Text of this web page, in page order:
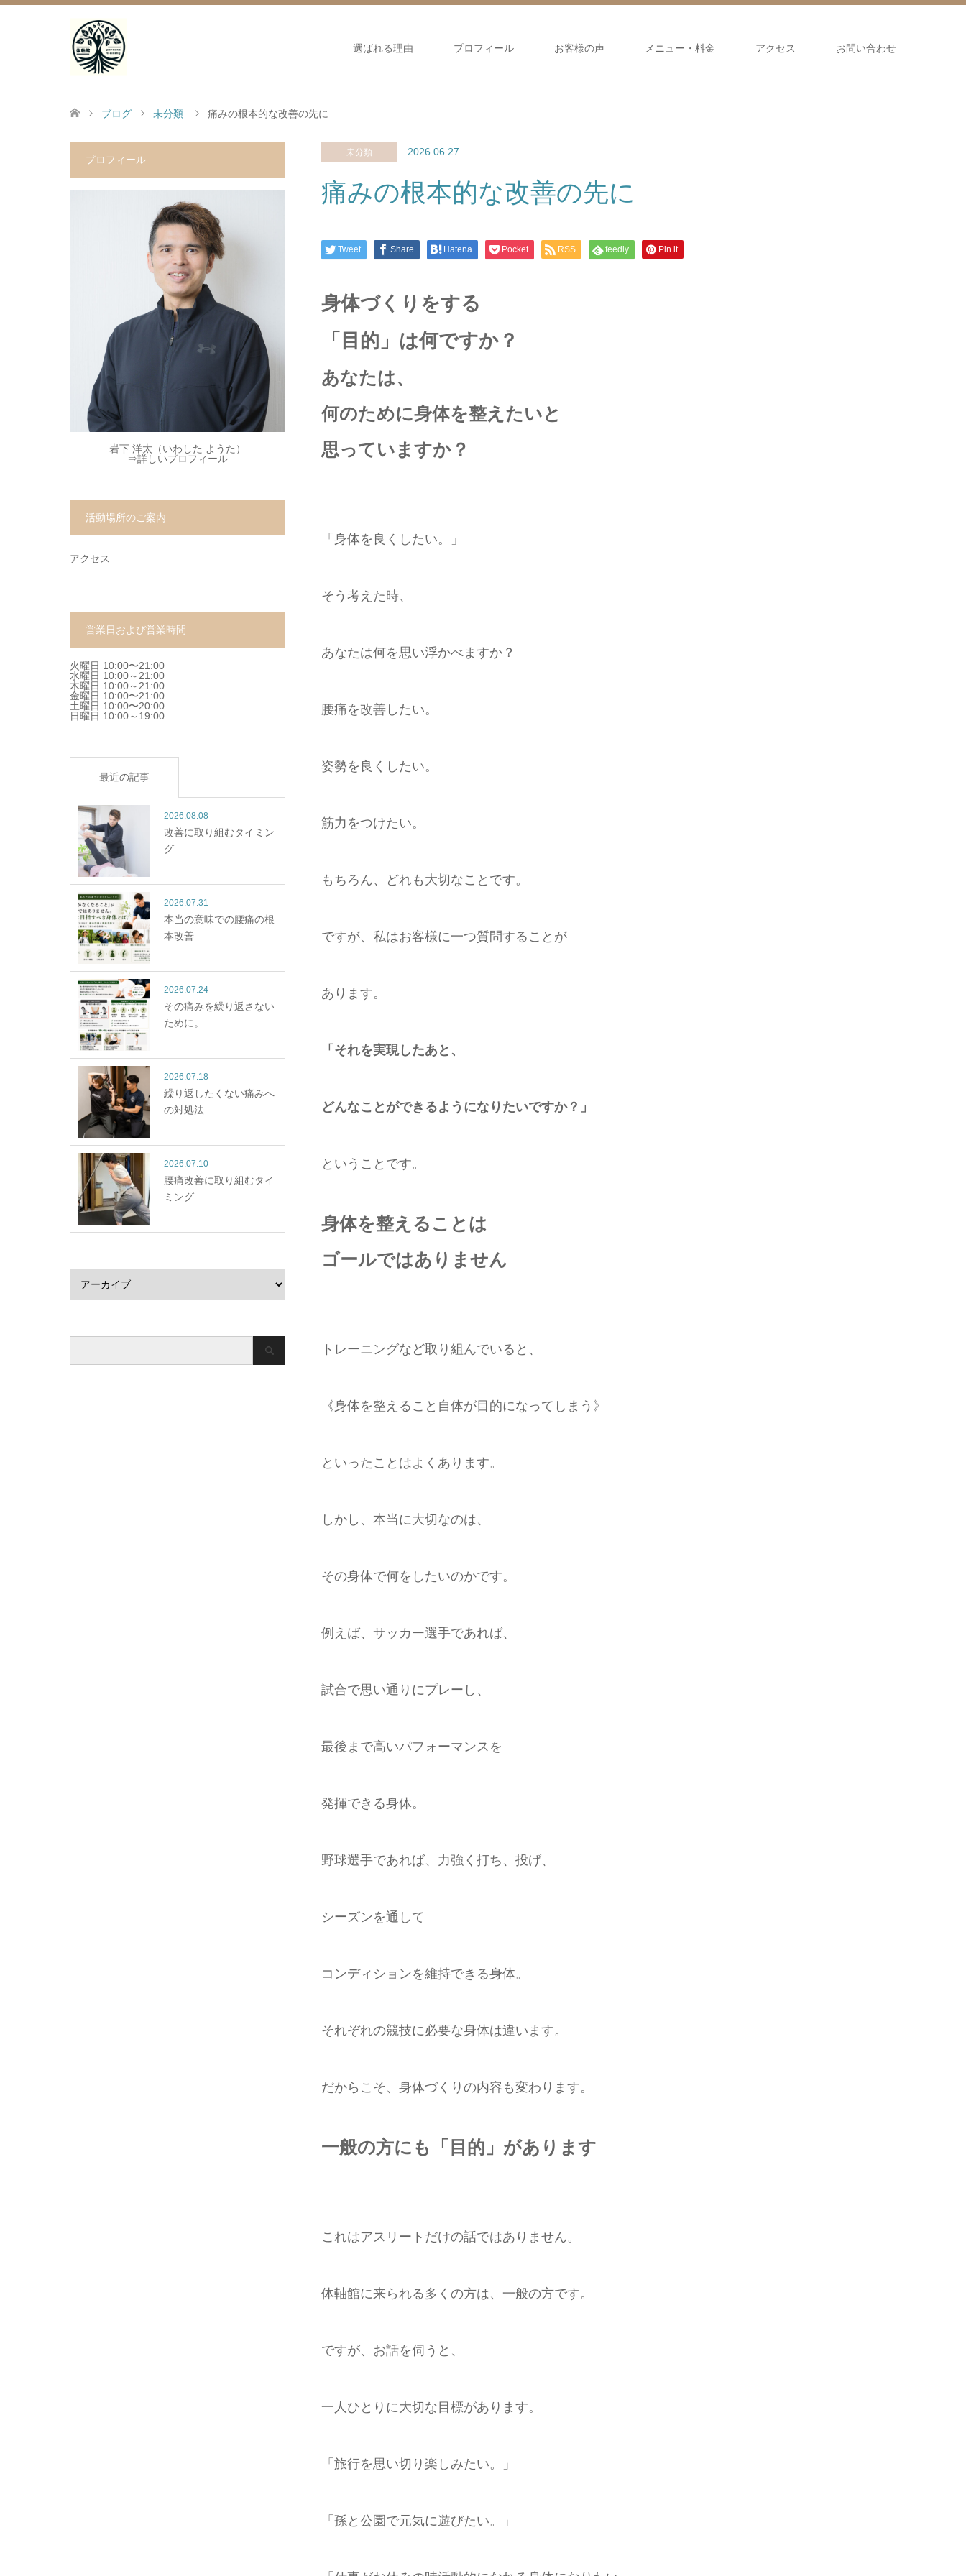
選ばれる理由 プロフィール お客様の声 メニュー・料金 アクセス お問い合わせ
ブログ 未分類 痛みの根本的な改善の先に
未分類 2026.06.27
痛みの根本的な改善の先に
Tweet Share Hatena Pocket RSS feedly Pin it
身体づくりをする
「目的」は何ですか？
あなたは、
何のために身体を整えたいと
思っていますか？
「身体を良くしたい。」
そう考えた時、
あなたは何を思い浮かべますか？
腰痛を改善したい。
姿勢を良くしたい。
筋力をつけたい。
もちろん、どれも大切なことです。
ですが、私はお客様に一つ質問することが
あります。
「それを実現したあと、
どんなことができるようになりたいですか？」
ということです。
身体を整えることは
ゴールではありません
トレーニングなど取り組んでいると、
《身体を整えること自体が目的になってしまう》
といったことはよく あります。
しかし、本当に大切なのは、
その身体で何をしたいのかです。
例えば、サッカー選手であれば、
試合で思い通りにプレーし、
最後まで高いパフォーマンスを
発揮できる身体。
野球選手であれば、力強く打ち、投げ、
シーズンを通して
コンディションを維持できる身体。
それぞれの競技に必要な身体は違います。
だからこそ、身体づくりの内容も変わります。
一般の方にも「目的」があります
これはアスリートだけの話ではありません。
体軸館に来られる多くの方は、一般の方です。
ですが、お話を伺うと、
一人ひとりに大切な目標があります。
「旅行を思い切り楽しみたい。」
「孫と公園で元気に遊びたい。」
プロフィール
岩下 洋太（いわした ようた）
⇒詳しいプロフィール
活動場所のご案内
アクセス
営業日および営業時間
火曜日 10:00〜21:00
水曜日 10:00～21:00
木曜日 10:00～21:00
金曜日 10:00〜21:00
土曜日 10:00〜20:00
日曜日 10:00～19:00
最近の記事
2026.08.08
改善に取り組むタイミン
グ
2026.07.31
本当の意味での腰痛の根
本改善
2026.07.24
その痛みを繰り返さない
ために。
2026.07.18
繰り返したくない痛みへ
の対処法
2026.07.10
腰痛改善に取り組むタイ
ミング